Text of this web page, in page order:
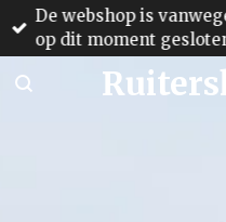
Ga
direct
de
De webshop is
op dit moment